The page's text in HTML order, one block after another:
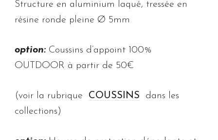
Structure en aluminium laqué, tressée en
résine ronde pleine Ø 5mm
option: Coussins d’appoint 100%
OUTDOOR à partir de 50€
(voir la rubrique COUSSINS dans les
collections)